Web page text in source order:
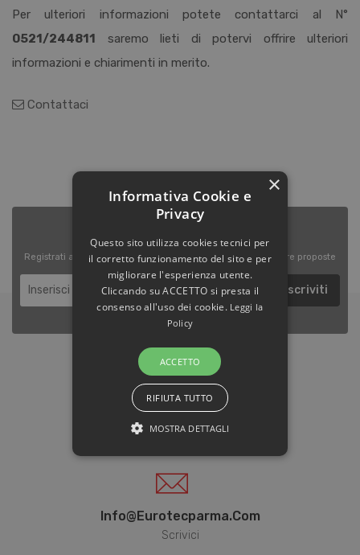
Per ulteriori informazioni potete contattarci al N°
0521/244811 saremo lieti di potervi offrire ulteriori
informazioni e chiarimenti in merito.
Contattaci
+39-0521-244811
Info@eurotecparma.com
Scrivici
NEWSLETTER
Registrati alla newsletter per rimanere aggiornato sulle nostre proposte
Iscriviti
×
Informativa Cookie e
Privacy
Questo sito utilizza cookies tecnici per
il corretto funzionamento del sito e per
migliorare l'esperienza utente.
Cliccando su ACCETTO si presta il
consenso all'uso dei cookie. Leggi la
Policy
ACCETTO
RIFIUTA TUTTO
MOSTRA DETTAGLI
Strettamente necessari e Statistiche